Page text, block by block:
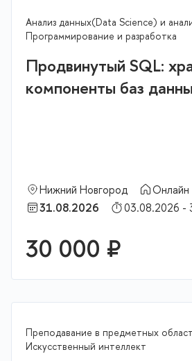
Анализ данных(Data Science) и
Программирование и разработка
Продвинутый SQL:
компоненты баз
Нижний Новгород
Онлайн
31.08.2026
03.08.2026 -
30 000 ₽
Преподавание в предметных
Искусственный интеллект